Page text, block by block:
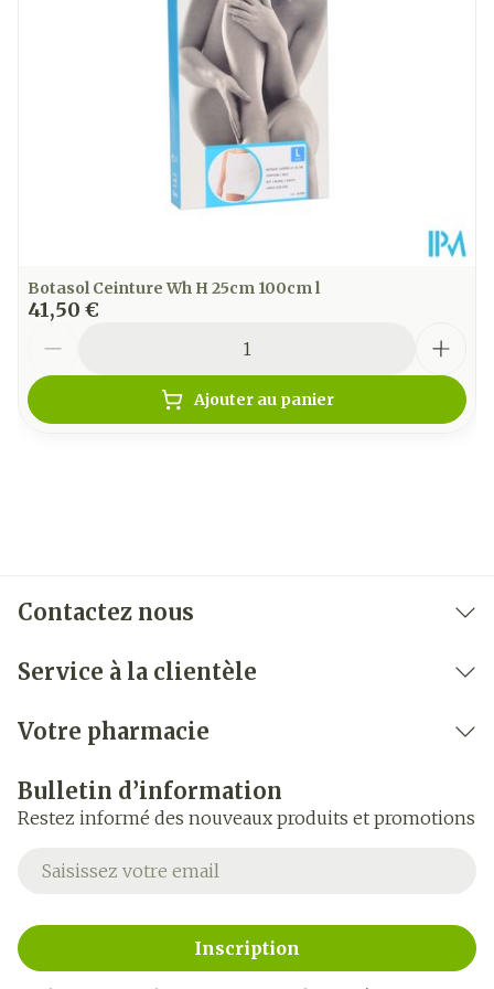
Température ambiante (15°C -
25°C)
Botasol Ceinture Wh H 25cm 100cm l
41,50 €
Ajouter au panier
Contactez nous
Service à la clientèle
Votre pharmacie
Bulletin d’information
Restez informé des nouveaux produits et promotions
Adresse mail
Inscription